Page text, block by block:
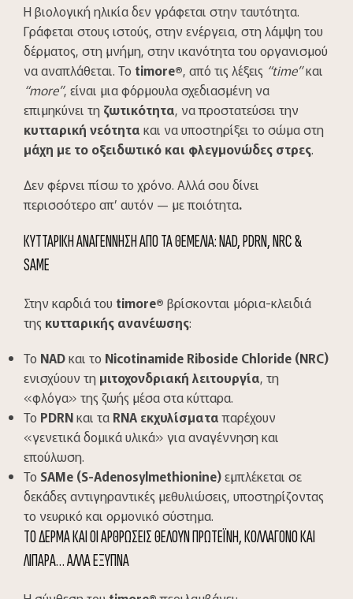
Η βιολογική ηλικία δεν γράφεται στην ταυτότητα.
Γράφεται στους ιστούς, στην ενέργεια, στη λάμψη του
δέρματος, στη μνήμη, στην ικανότητα του οργανισμού
να αναπλάθεται. Το timore®, από τις λέξεις “time”και
“more”, είναι μια φόρμουλα σχεδιασμένη να
επιμηκύνει τη ζωτικότητα, να προστατεύσει την
κυτταρική νεότητα και να υποστηρίξει το σώμα στη
μάχη με το οξειδωτικό και φλεγμονώδες στρες.
Δεν φέρνει πίσω το χρόνο. Αλλά σου δίνει
περισσότερο απ’ αυτόν — με ποιότητα.
ΚΥΤΤΑΡΙΚΗ ΑΝΑΓΕΝΝΗΣΗ ΑΠΟ ΤΑ ΘΕΜΕΛΙΑ: NAD, PDRN, NRC &
SAME
Στην καρδιά του timore® βρίσκονται μόρια-κλειδιά
της κυτταρικής ανανέωσης:
Το NADκαι το Nicotinamide Riboside Chloride (NRC)
ενισχύουν τη μιτοχονδριακή λειτουργία, τη
«φλόγα» της ζωής μέσα στα κύτταρα.
Το PDRNκαι τα RNA εκχυλίσματαπαρέχουν
«γενετικά δομικά υλικά» για αναγέννηση και
επούλωση.
Το SAMe (S-Adenosylmethionine)εμπλέκεται σε
δεκάδες αντιγηραντικές μεθυλιώσεις, υποστηρίζοντας
το νευρικό και ορμονικό σύστημα.
ΤΟ ΔΕΡΜΑ ΚΑΙ ΟΙ ΑΡΘΡΩΣΕΙΣ ΘΕΛΟΥΝ ΠΡΩΤΕΪΝΗ, ΚΟΛΛΑΓΟΝΟ ΚΑΙ
ΛΙΠΑΡΑ… ΑΛΛΑ ΕΞΥΠΝΑ